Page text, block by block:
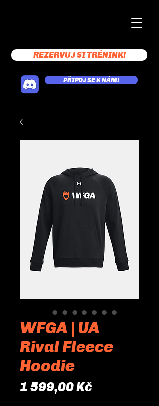
REZERVUJ SI TRÉNINK!
PŘIPOJ SE K NÁM!
WFGA | UA
Rival Fleece
Hoodie
1 599,00 KčCena